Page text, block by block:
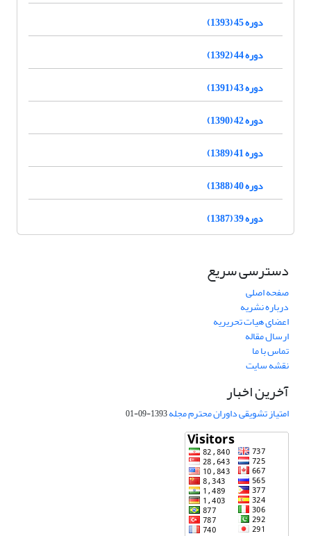
دوره 45 (1393)
دوره 44 (1392)
دوره 43 (1391)
دوره 42 (1390)
دوره 41 (1389)
دوره 40 (1388)
دوره 39 (1387)
دسترسی سریع
صفحه اصلی
درباره نشریه
اعضای هیات تحریریه
ارسال مقاله
تماس با ما
نقشه سایت
آخرین اخبار
امتیاز تشویقی داوران محترم مجله1393-09-01